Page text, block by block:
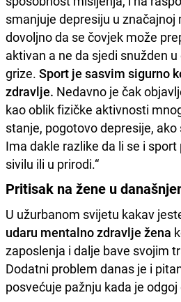
smanjuje depresiju u značajnoj
dovoljno da se čovjek može
aktivan a ne da sjedi snužden
grize. Sport je sasvim sigurno
zdravlje. Nedavno je čak
kao oblik fizičke aktivnosti
stanje, pogotovo depresije,
Ima dakle razlike da li se i
sivilu ili u prirodi.“
Pritisak na žene u
U užurbanom svijetu kakav
udaru mentalno zdravlje žena
zaposlenja i dalje bave svojim
Dodatni problem danas je i
posvećuje pažnju kada je